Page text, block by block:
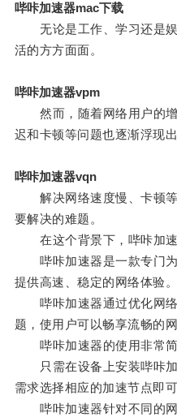
哔咔加速器mac下载
无论是工作、学习还是娱
活的方方面面。
哔咔加速器vpm
然而，随着网络用户的增
迟和卡顿等问题也逐渐浮现出
哔咔加速器vqn
解决网络速度慢、卡顿等
要解决的难题。
在这个背景下，哔咔加速
哔咔加速器是一款专门为
提供高速、稳定的网络体验。
哔咔加速器通过优化网络
题，使用户可以畅享流畅的网
哔咔加速器的使用非常简
只需在设备上安装哔咔加
需求选择相应的加速节点即可
哔咔加速器针对不同的网